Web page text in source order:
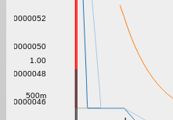
0.0000046
0.0000048
0.0000050
0.0000052
500m
1.00